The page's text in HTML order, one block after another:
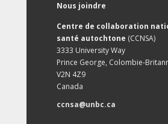
Nous joindre
Centre de collaboration
santé autochtone (CCNSA)
3333 University Way
Prince George, Colombie-
V2N 4Z9
Canada
ccnsa@unbc.ca